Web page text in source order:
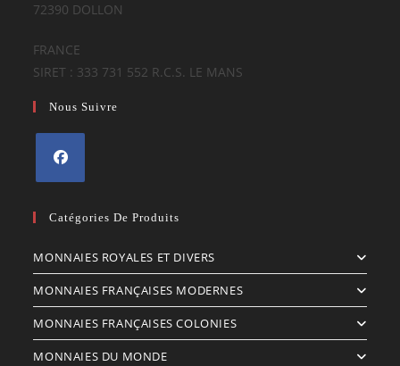
72390 DOLLON
FRANCE
SIRET : 333 731 552 R.C.S. LE MANS
Nous Suivre
dans
nouvel
Catégories De Produits
MONNAIES ROYALES ET DIVERS
MONNAIES FRANÇAISES MODERNES
MONNAIES FRANÇAISES COLONIES
MONNAIES DU MONDE